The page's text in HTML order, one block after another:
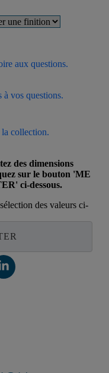
aux questions.
à vos questions.
collection.
des dimensions
sur le bouton 'ME
ci-dessous.
des valeurs ci-